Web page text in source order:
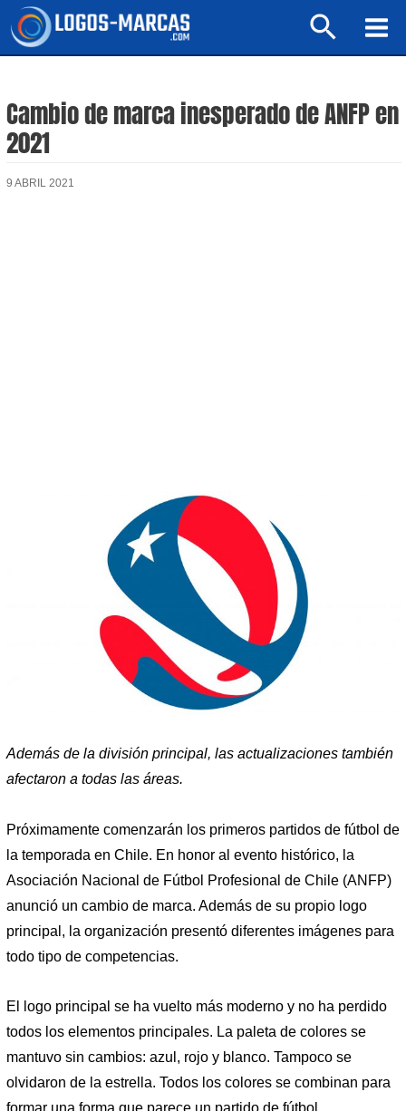
Buscar
Cambio de marca inesperado de ANFP en
2021
9 ABRIL 2021
Además de la división principal, las actualizaciones también
afectaron a todas las áreas.
Próximamente comenzarán los primeros partidos de fútbol de
la temporada en Chile. En honor al evento histórico, la
Asociación Nacional de Fútbol Profesional de Chile (ANFP)
anunció un cambio de marca. Además de su propio logo
principal, la organización presentó diferentes imágenes para
todo tipo de competencias.
El logo principal se ha vuelto más moderno y no ha perdido
todos los elementos principales. La paleta de colores se
mantuvo sin cambios: azul, rojo y blanco. Tampoco se
olvidaron de la estrella. Todos los colores se combinan para